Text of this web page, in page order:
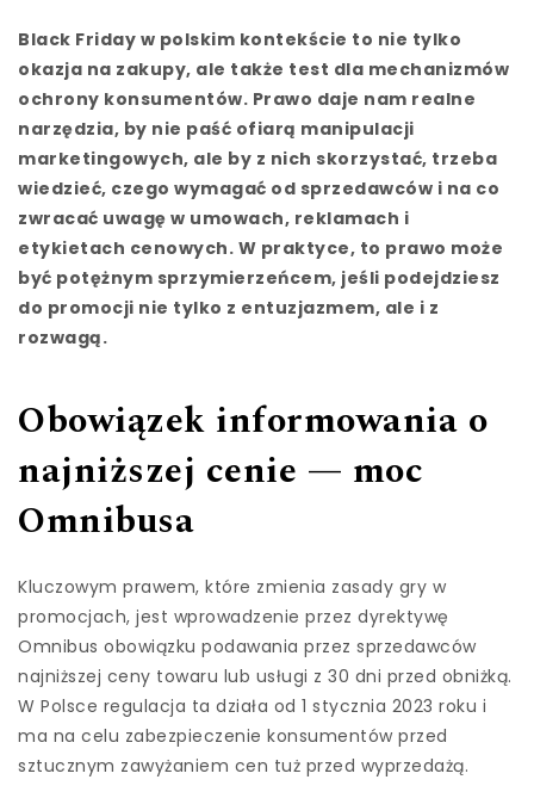
Black Friday w polskim kontekście to nie tylko
okazja na zakupy, ale także test dla mechanizmów
ochrony konsumentów. Prawo daje nam realne
narzędzia, by nie paść ofiarą manipulacji
marketingowych, ale by z nich skorzystać, trzeba
wiedzieć, czego wymagać od sprzedawców i na co
zwracać uwagę w umowach, reklamach i
etykietach cenowych. W praktyce, to prawo może
być potężnym sprzymierzeńcem, jeśli podejdziesz
do promocji nie tylko z entuzjazmem, ale i z
rozwagą.
Obowiązek informowania o
najniższej cenie — moc
Omnibusa
Kluczowym prawem, które zmienia zasady gry w
promocjach, jest wprowadzenie przez dyrektywę
Omnibus obowiązku podawania przez sprzedawców
najniższej ceny towaru lub usługi z 30 dni przed obniżką.
W Polsce regulacja ta działa od 1 stycznia 2023 roku i
ma na celu zabezpieczenie konsumentów przed
sztucznym zawyżaniem cen tuż przed wyprzedażą.